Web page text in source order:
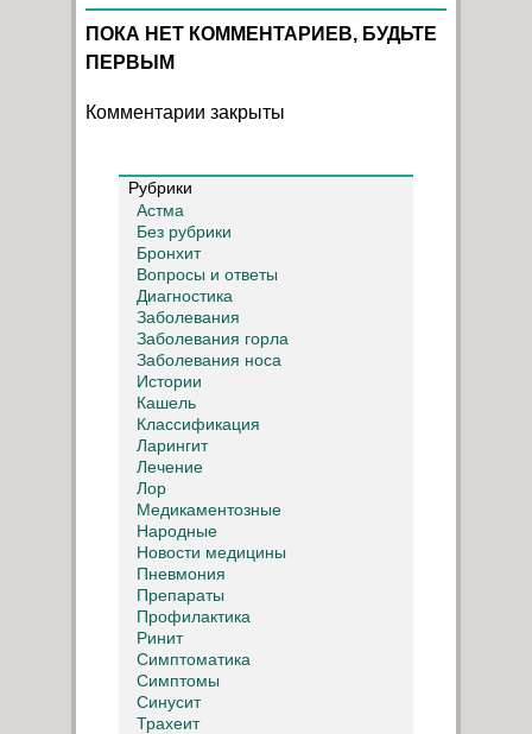
ПОКА НЕТ КОММЕНТАРИЕВ, БУДЬТЕ
ПЕРВЫМ
Комментарии закрыты
Рубрики
Астма
Без рубрики
Бронхит
Вопросы и ответы
Диагностика
Заболевания
Заболевания горла
Заболевания носа
Истории
Кашель
Классификация
Ларингит
Лечение
Лор
Медикаментозные
Народные
Новости медицины
Пневмония
Препараты
Профилактика
Ринит
Симптоматика
Симптомы
Синусит
Трахеит